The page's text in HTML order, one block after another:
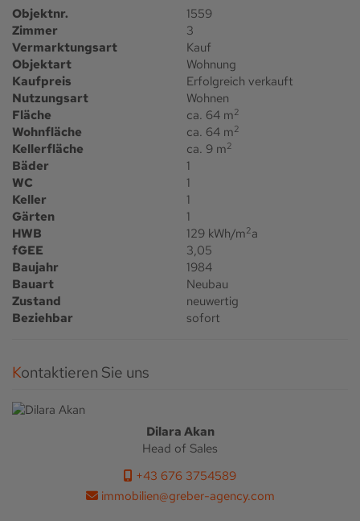
Objektnr.
1559
Zimmer
3
Vermarktungsart
Kauf
Objektart
Wohnung
Kaufpreis
Erfolgreich verkauft
Nutzungsart
Wohnen
Fläche
ca. 64 m2
Wohnfläche ca. 64 m2
Kellerfläche ca. 9 m2
Bäder
1
WC
1
Keller
1
Gärten
1
HWB
129 kWh/m2a
fGEE
3,05
Baujahr
1984
Bauart
Neubau
Zustand
neuwertig
Beziehbar
sofort
Kontaktieren Sie uns
Dilara Akan
Head of Sales
+43 676 3754589
immobilien@greber-agency.com